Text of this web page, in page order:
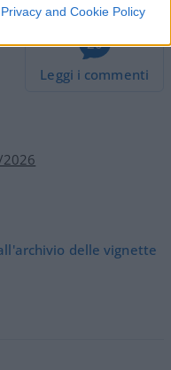
Privacy and Cookie Policy
20
Leggi i commenti
delle vignette